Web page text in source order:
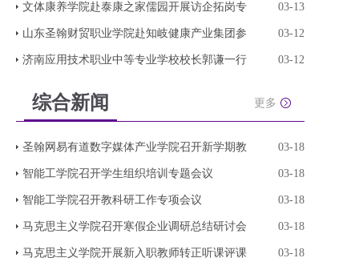
文体康养学院赴泰康之家儒园开展访企拓岗专 03-13
山东圣翰财贸职业学院赴知岐健康产业集团参 03-12
济南应用技术职业中等专业学校校长郭谦一行 03-12
综合新闻 更多
圣翰网易有道数字媒体产业学院召开新学期教 03-18
智能工学院召开学生组织培训专题会议 03-18
智能工学院召开教科研工作专项会议 03-18
马克思主义学院召开寒假企业调研总结研讨会 03-18
马克思主义学院开展新入职教师转正听课评课 03-18